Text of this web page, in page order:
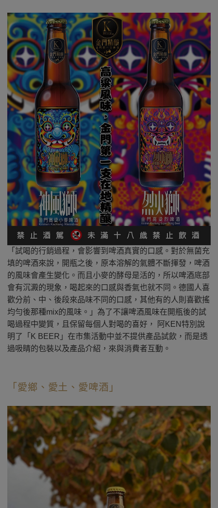
「試喝的行銷過程，會影響到啤酒真實的口感。對於無菌充
填的啤酒來說，開瓶之後，原本溶解的氣體不斷揮發，啤酒
的風味會產生變化。而且小麥的酵母是活的，所以啤酒底部
會有沉澱的現象，喝起來的口感與香氣也就不同。德國人喜
歡分前、中、後段來品味不同的口感，其他有的人則喜歡搖
均勻後那種mix的風味。」為了不讓啤酒風味在開瓶後的試
喝過程中變質，且保留每個人對喝的喜好， 阿KEN特別說
明了「K BEER」在市集活動中並不提供產品試飲，而是透
過吸睛的包裝以及產品介紹，來與消費者互動。
「愛鄉、愛土、愛啤酒」